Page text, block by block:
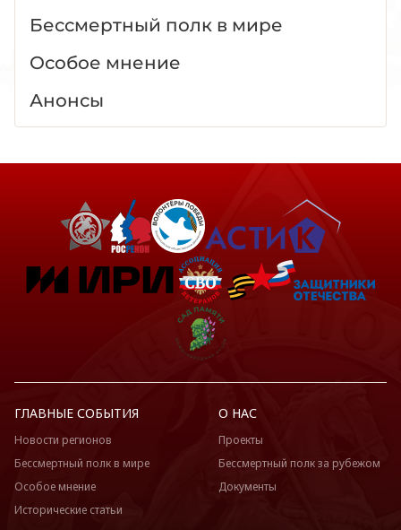
Бессмертный полк в мире
Особое мнение
Анонсы
ГЛАВНЫЕ СОБЫТИЯ
Новости регионов
Бессмертный полк в мире
Особое мнение
Исторические статьи
О НАС
Проекты
Бессмертный полк за рубежом
Документы